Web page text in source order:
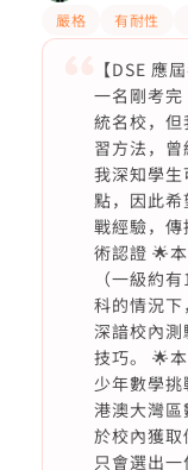
嚴格 有耐性
【DSE 應
一名剛考
統名校，
習方法，曾
我深知學
點，因此
戰經驗，
術認證 🌟
（一級約
科的情況下
深諳校內
技巧。 🌟
少年數學
港澳大灣
於校內獲
只會選出